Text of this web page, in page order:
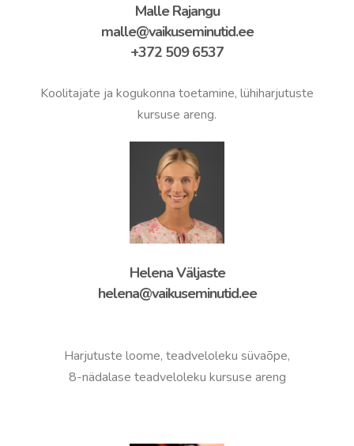
Malle Rajangu
malle@vaikuseminutid.ee
+372 509 6537
Koolitajate ja kogukonna toetamine, lühiharjutuste
kursuse areng.
Helena Väljaste
helena@vaikuseminutid.ee
Harjutuste loome, teadveloleku süvaõpe,
8-nädalase teadveloleku kursuse areng